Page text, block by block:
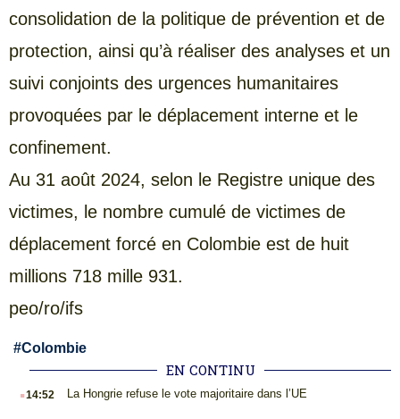
consolidation de la politique de prévention et de
protection, ainsi qu’à réaliser des analyses et un
suivi conjoints des urgences humanitaires
provoquées par le déplacement interne et le
confinement.
Au 31 août 2024, selon le Registre unique des
victimes, le nombre cumulé de victimes de
déplacement forcé en Colombie est de huit
millions 718 mille 931.
peo/ro/ifs
#Colombie
EN CONTINU
.14:52 La Hongrie refuse le vote majoritaire dans l’UE